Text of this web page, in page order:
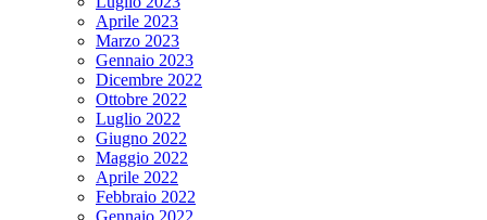
Aprile 2023
Marzo 2023
Gennaio 2023
Dicembre 2022
Ottobre 2022
Luglio 2022
Giugno 2022
Maggio 2022
Aprile 2022
Febbraio 2022